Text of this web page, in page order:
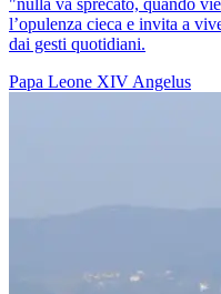
"nulla va sprecato, quando
l’opulenza cieca e invita a
dai gesti quotidiani.
Papa Leone XIV Angelus